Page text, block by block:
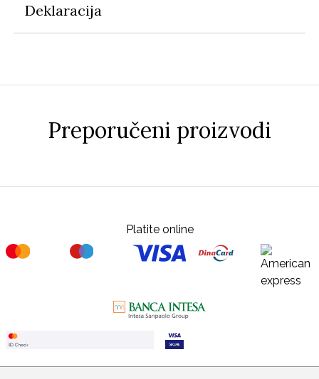
Deklaracija
Preporučeni proizvodi
Platite online